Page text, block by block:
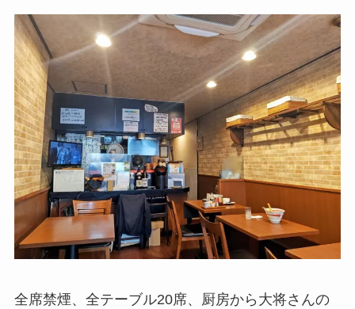
全席禁煙、全テーブル20席、厨房から大将さんの